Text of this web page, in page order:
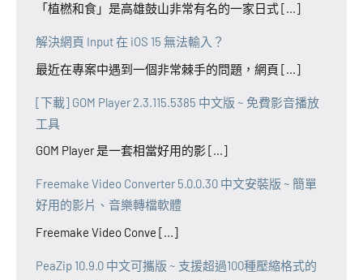
「植橪和食」是高雄鼓山非常有名的一家日式 [...]
解決網頁 Input 在 iOS 15 無法輸入？
最近在專案中遇到一個非常棘手的問題，網頁 [...]
[下載] GOM Player 2.3.115.5385 中文版 ~ 免費影音播放
工具
GOM Player 是一套相當好用的影 [...]
Freemake Video Converter 5.0.0.30 中文安裝版 ~ 簡單
好用的影片、音樂轉檔軟體
Freemake Video Conve [...]
PeaZip 10.9.0 中文可攜版 ~ 支援超過100種壓縮格式的